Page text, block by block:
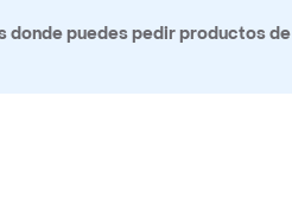
puedes pedir productos